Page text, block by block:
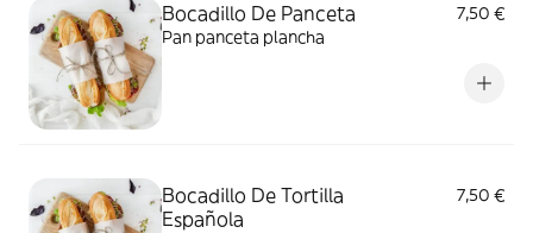
Bocadillo De Panceta
7,50 €
Pan panceta plancha
Bocadillo De Tortilla
Española
7,50 €